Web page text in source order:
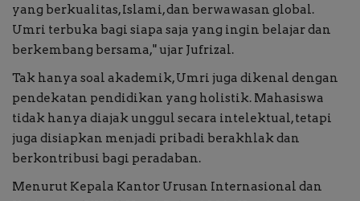
yang berkualitas, Islami, dan berwawasan global.
Umri terbuka bagi siapa saja yang ingin belajar dan
berkembang bersama," ujar Jufrizal.
Tak hanya soal akademik, Umri juga dikenal dengan
pendekatan pendidikan yang holistik. Mahasiswa
tidak hanya diajak unggul secara intelektual, tetapi
juga disiapkan menjadi pribadi berakhlak dan
berkontribusi bagi peradaban.
Menurut Kepala Kantor Urusan Internasional dan